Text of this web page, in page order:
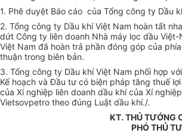
1. Phê duyệt Báo cáo của Tổng công ty Dầu
2. Tổng công ty Dầu khí Việt Nam hoàn tất
dứt Công ty liên doanh Nhà máy lọc dầu Việt-
Việt Nam đã hoàn trả phần đóng góp của
thuận trong biên bản.
3. Tổng công ty Dầu khí Việt Nam phối hợp
Kế hoạch và Đầu tư có biện pháp tăng thuế
của Xí nghiệp liên doanh dầu khí của Xí
Vietsovpetro theo đúng Luật dầu khí./.
KT. THỦ TƯỚNG
PHÓ THỦ